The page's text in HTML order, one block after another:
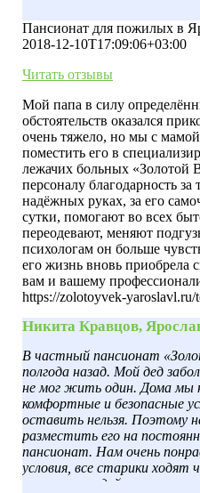
жизнь вновь приобрела
вашему профессионализму.
Пансионат для пожилых в
2018-12-10T17:09:06+03:00
Читать отзывы
Мой папа в силу
обстоятельств оказался
очень тяжело, но мы с
поместить его в
лежачих больных «Золотой
персоналу благодарность за
надёжных руках, за его
сутки, помогают во всех
переодевают, меняют
психологам он больше
его жизнь вновь приобрела
вам и вашему
https://zolotoyvek-yaroslavl.ru/
Никита Кравцов,
В частный пансионат
полгода назад. Мой дед
не мог жить один. Дома мы
комфортные и безопасные
оставить нельзя. Поэтому
разместить его на
пансионат. Нам очень
условия, все старики
что за ними